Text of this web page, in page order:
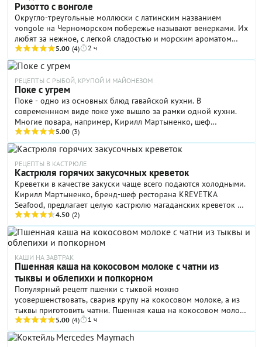
Ризотто с вонголе
Округло-треугольные моллюски с латинским названием
vongole на Черноморском побережье называют венерками. Их
любят за нежное, с легкой сладостью и морским ароматом
мясо. Но во время приготовления вонголе очень важно не
передержать на огне, иначе они станут жесткими и
невкусными.
5.00 (4) 2 ч
РЕЦЕПТЫ С РЫБОЙ, КРУПОЙ И МАЙОНЕЗОМ
Поке с угрем
Поке - одно из основных блюд гавайской кухни. В
современнном виде поке уже вышло за рамки одной кухни.
Многие повара, например, Кирилл Мартыненко, шеф
ресторана KREVETKA Seafood, готовят поке в азиатском стиле.
Неизменными в этом блюде остаются рис, овощи, рыба (как
правило, сырая) или морепродукты. Поке с угрем можно
подать и как горячую закуску, и как основное блюдо.
5.00 (3)
РЕЦЕПТЫ В КАСТРЮЛЕ
Кастрюля горячих закусочных креветок
Креветки в качестве закуски чаще всего подаются холодными.
Кирилл Мартыненко, бренд-шеф ресторана KREVETKA
Seafood, предлагает целую кастрюлю магаданских креветок –
в горячем виде. К креветкам шеф рекомендует подать
обжаренный багет.
4.50 (2)
КАШИ НА ЗАВТРАК
Пшенная каша на кокосовом молоке с чатни из
тыквы и облепихи и попкорном
Популярный рецепт пшенки с тыквой можно
усовершенствовать, сварив крупу на кокосовом молоке, а из
тыквы приготовить чатни. Пшенная каша на кокосовом молоке
с чатни из тыквы и облепихи и попкорном - еще один вариант
оригинального завтрака для тех, кто постится.
5.00 (4) 1 ч